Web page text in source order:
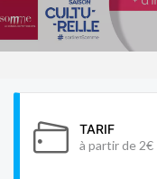
TARIF
à partir de 2€